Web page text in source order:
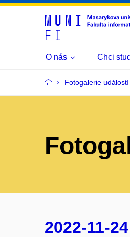
O nás Chci
Fotogalerie událostí
2022-11-